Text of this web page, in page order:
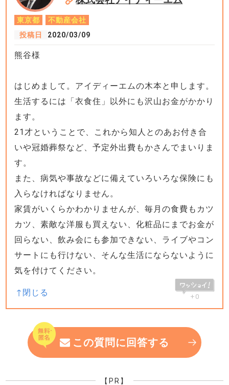
東京都
不動産会社
投稿日
2020/03/09
熊谷様
はじめまして。アイディーエムの木本と申します。
生活するには「衣食住」以外にも沢山お金がかかり
ます。
21才ということで、これから知人とのあお付き合
いや冠婚葬祭など、予定外出費もかさんでまいりま
す。
また、病気や事故などに備えていろいろな保険にも
入らなければなりません。
家賃がいくらかわかりませんが、毎月の食費もカツ
カツ、素敵な洋服も買えない、化粧品にまでお金が
回らない、飲み会にも参加できない、ライブやコン
サートにも行けない、そんな生活にならないように
気を付けてください。
+0
この質問に回答する
【PR】